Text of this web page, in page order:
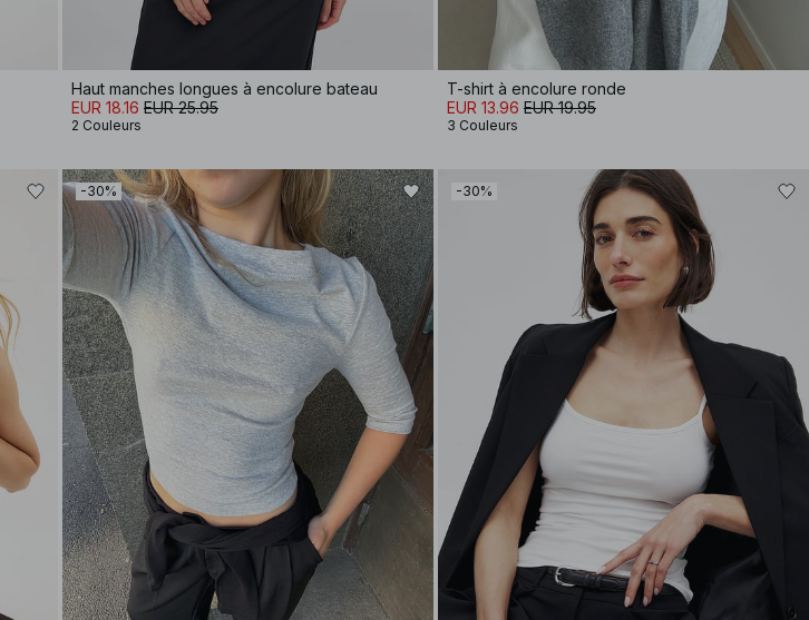
Haut manches longues à encolure bateau
EUR 18.16 EUR 25.95
2 Couleurs
T-shirt à encolure ronde
EUR 13.96 EUR 19.95
3 Couleurs
-30% -30%